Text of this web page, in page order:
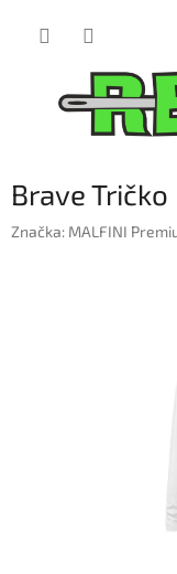
Brave
Značka: MALFINI